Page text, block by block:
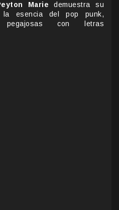
Marie demuestra su
la esencia del pop punk,
pegajosas con letras